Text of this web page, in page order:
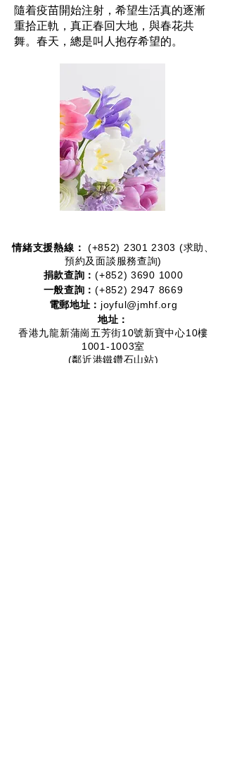
隨着疫苗開始注射，希望生活真的逐漸
重拾正軌，真正春回大地，與春花共
舞。春天，總是叫人抱存希望的。
情緒支援熱線：​​ (+852) 2301 2303 (求助、
預約及面談服務查詢)
捐款查詢：(+852)3690 1000
一般查詢：(+852) 2947 8669
電郵地址： joyful@jmhf.org
地址：
香港九龍新蒲崗五芳街10號新寶中心10樓
1001-1003室
(鄰近港鐵鑽石山站)